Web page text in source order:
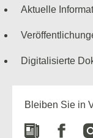
Aktuelle
Digitalisierte
Bleiben Sie in
Newspaper